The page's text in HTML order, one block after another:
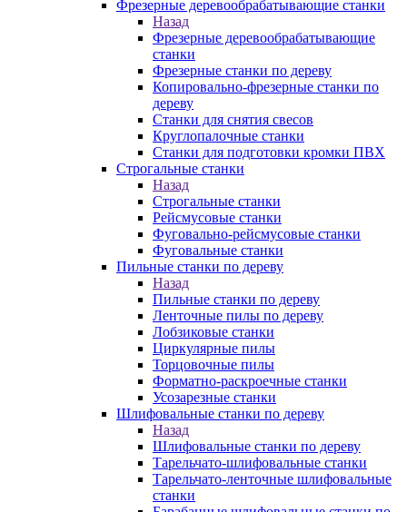
Фрезерные деревообрабатывающие станки
Назад
Фрезерные деревообрабатывающие
станки
Фрезерные станки по дереву
Копировально-фрезерные станки по
дереву
Станки для снятия свесов
Круглопалочные станки
Станки для подготовки кромки ПВХ
Строгальные станки
Назад
Строгальные станки
Рейсмусовые станки
Фуговально-рейсмусовые станки
Фуговальные станки
Пильные станки по дереву
Назад
Пильные станки по дереву
Ленточные пилы по дереву
Лобзиковые станки
Циркулярные пилы
Торцовочные пилы
Форматно-раскроечные станки
Усозарезные станки
Шлифовальные станки по дереву
Назад
Шлифовальные станки по дереву
Тарельчато-шлифовальные станки
Тарельчато-ленточные шлифовальные
станки